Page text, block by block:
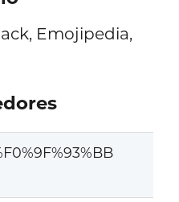
Emojipedia,